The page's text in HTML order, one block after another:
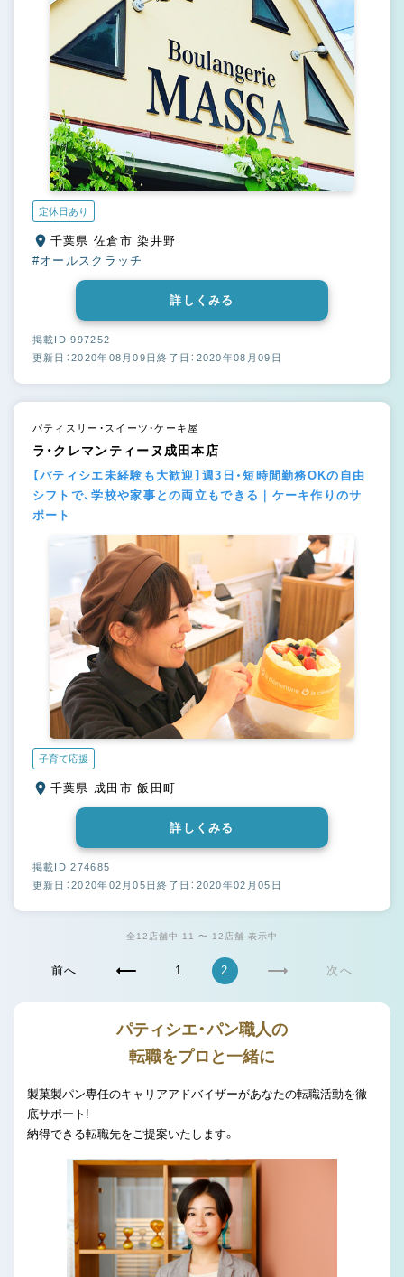
定休日あり
千葉県 佐倉市 染井野
#オールスクラッチ
詳しくみる
掲載ID 997252
更新日：2020年08月09日終了日：2020年08月09日
パティスリー・スイーツ・ケーキ屋
ラ・クレマンティーヌ成田本店
【パティシエ未経験も大歓迎】週3日・短時間勤務OKの自由
シフトで、学校や家事との両立もできる｜ケーキ作りのサ
ポート
子育て応援
千葉県 成田市 飯田町
詳しくみる
掲載ID 274685
更新日：2020年02月05日終了日：2020年02月05日
全12店舗中 11 〜 12店舗 表示中
前へ 1 2 次へ
パティシエ・パン職人の
転職をプロと一緒に
製菓製パン専任のキャリアアドバイザーがあなたの転職活動を徹
底サポート!
納得できる転職先をご提案いたします。